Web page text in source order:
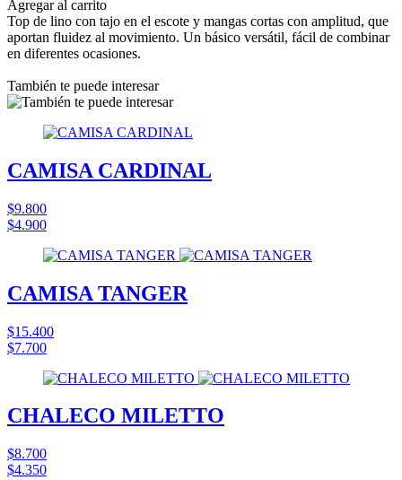
Agregar al carrito
Top de lino con tajo en el escote y mangas cortas con amplitud, que
aportan fluidez al movimiento. Un básico versátil, fácil de combinar
en diferentes ocasiones.
También te puede interesar
CAMISA CARDINAL
$9.800
$4.900
CAMISA TANGER
$15.400
$7.700
CHALECO MILETTO
$8.700
$4.350